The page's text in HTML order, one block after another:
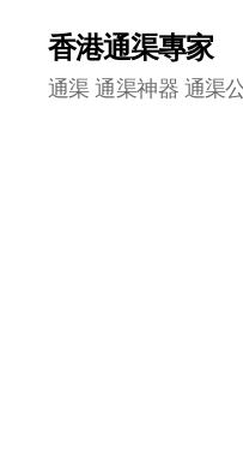
香港通渠專家
通渠 通渠神器 通渠